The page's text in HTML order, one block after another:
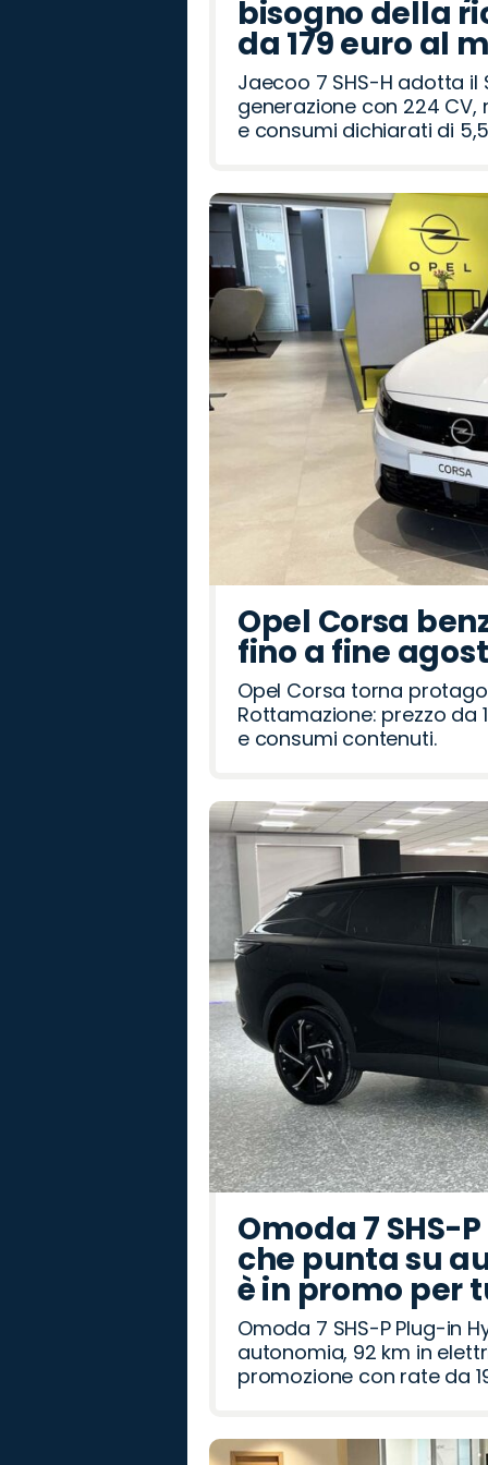
bisogno della
da 179 euro al
Jaecoo 7 SHS-H adotta il
generazione con 224 CV,
e consumi dichiarati di
Opel Corsa
fino a fine
Opel Corsa torna
Rottamazione: prezzo da
e consumi contenuti.
Omoda 7 SHS-
che punta su
è in promo per
Omoda 7 SHS-P Plug-in
autonomia, 92 km in
promozione con rate da